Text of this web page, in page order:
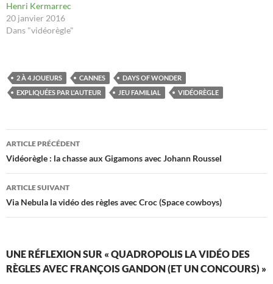
Henri Kermarrec
20 janvier 2016
Dans "vidéorègle"
2 À 4 JOUEURS CANNES
DAYS OF WONDER
EXPLIQUÉES PAR L'AUTEUR
JEU FAMILIAL VIDÉORÈGLE
Navigation
des
articles
ARTICLE PRÉCÉDENT
Vidéorègle : la chasse aux Gigamons avec Johann Roussel
ARTICLE SUIVANT
Via Nebula la vidéo des règles avec Croc (Space cowboys)
UNE RÉFLEXION SUR « QUADROPOLIS LA VIDÉO DES
RÈGLES AVEC FRANÇOIS GANDON (ET UN CONCOURS) »